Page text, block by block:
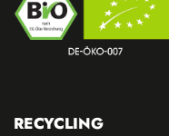
RECYCLING